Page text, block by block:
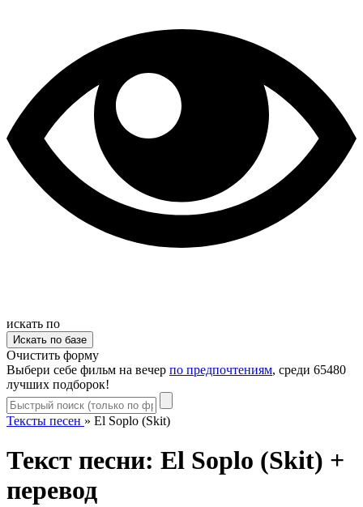
искать по
Очистить форму
Выбери себе фильм на вечер по предпочтениям, среди 65480
лучших подборок!
Тексты песен » El Soplo (Skit)
Текст песни: El Soplo (Skit) +
перевод